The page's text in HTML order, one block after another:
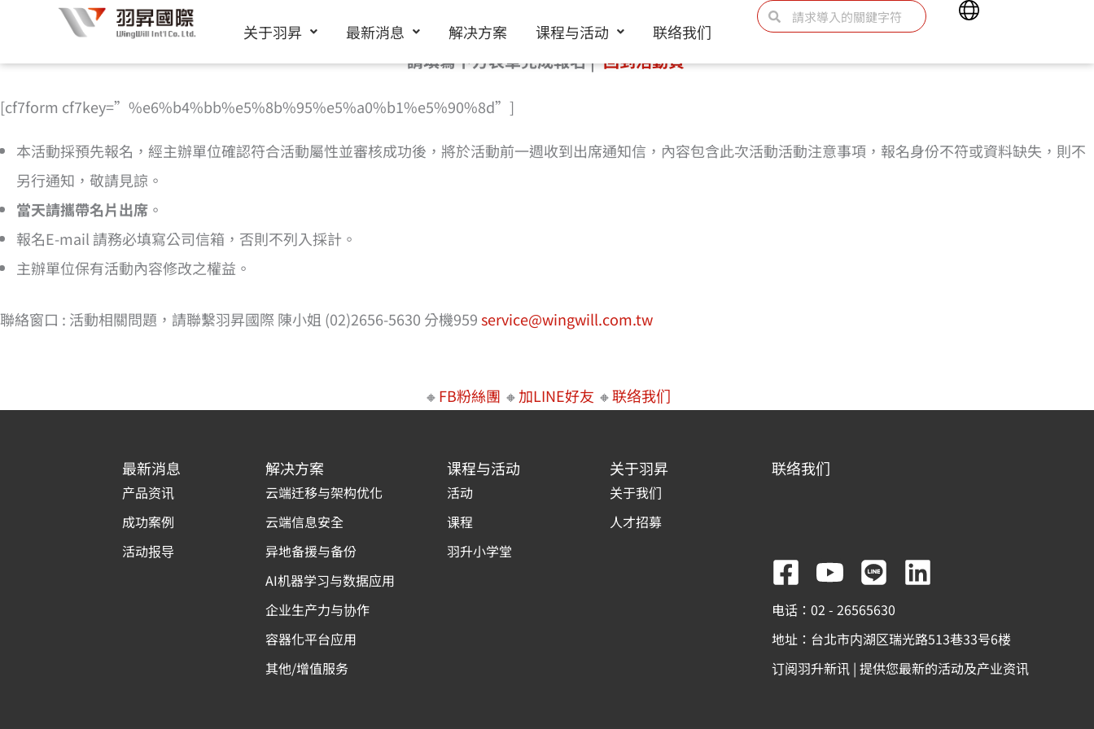
内
容
关于羽昇 最新消息 解决方案 课程与活动 联络我们
SearchSearch
Main
請填寫下方表單完成報名 |回到活動頁
[cf7form cf7key=”%e6%b4%bb%e5%8b%95%e5%a0%b1%e5%90%8d”]
本活動採預先報名，經主辦單位確認符合活動屬性並審核成功後，將於活動前一週收到出席通知信，內容包含此次活動活動注意事項，報名身份不符或資料缺失，則不
另行通知，敬請見諒。
當天請攜帶名片出席 。
報名E-mail 請務必填寫公司信箱，否則不列入採計。
主辦單位保有活動內容修改之權益。
聯絡窗口 : 活動相關問題，請聯繫羽昇國際 陳小姐 (02)2656-5630 分機959service@wingwill.com.tw
🔸FB粉絲團 🔸加LINE好友 🔸联络我们
最新消息
产品资讯
成功案例
活动报导
解决方案
云端迁移与架构优化
云端信息安全
异地备援与备份
AI机器学习与数据应用
企业生产力与协作
容器化平台应用
其他/增值服务
课程与活动
活动
课程
羽升小学堂
关于羽昇
关于我们
人才招募
联络我们
F
a
c
e
b
Y
o
u
t
u
L
i
n
e
L
n
k
e
电话：02 - 26565630
地址：台北市内湖区瑞光路513巷33号6楼
订阅羽升新讯 | 提供您最新的活动及产业资讯